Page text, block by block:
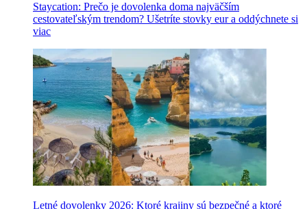
Staycation: Prečo je dovolenka doma najväčším
cestovateľským trendom? Ušetríte stovky eur a oddýchnete si
viac
Letné dovolenky 2026: Ktoré krajiny sú bezpečné a ktoré